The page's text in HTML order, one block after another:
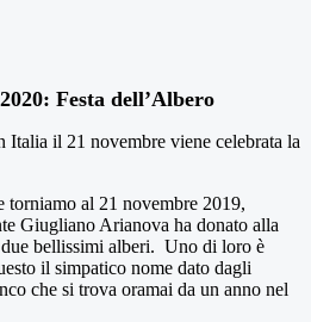
Festa dell’Albero
Italia il 21 novembre viene celebrata la
torniamo al 21 novembre 2019,
Giugliano Arianova ha donato alla
bellissimi alberi. Uno di loro è
il simpatico nome dato dagli
che si trova oramai da un anno nel